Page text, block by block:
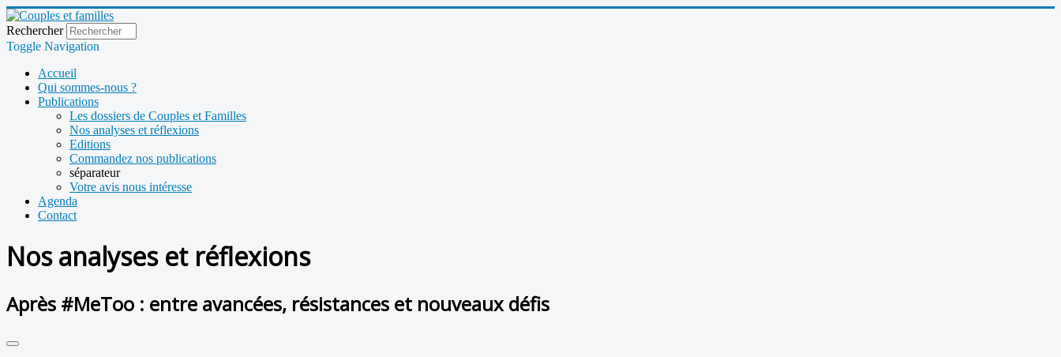
Rechercher
Toggle Navigation
Accueil
Qui sommes-nous ?
Publications
Les dossiers de Couples et Familles
Nos analyses et réflexions
Editions
Commandez nos publications
séparateur
Votre avis nous intéresse
Agenda
Contact
Nos analyses et réflexions
Après #MeToo : entre avancées, résistances et nouveaux défis